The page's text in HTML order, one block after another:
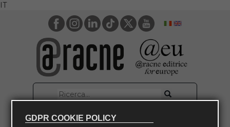
IT
GDPR COOKIE POLICY